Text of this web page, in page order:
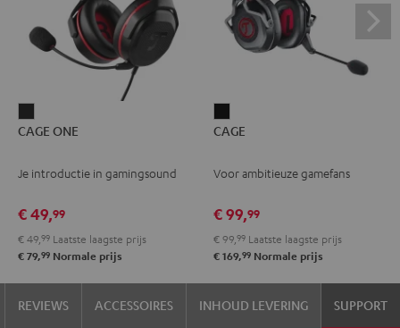
ONE
black
CAGE ONE
Je introductie in gamingsound
€ 49,99
€ 49, 99 Laatste laagste prijs
€ 79,99 Normale prijs
Zwart
CAGE
Voor ambitieuze gamefans
€ 99,99
€ 99, 99 Laatste laagste prijs
€ 169,99 Normale prijs
REVIEWS ACCESSOIRES INHOUD LEVERING SUPPORT